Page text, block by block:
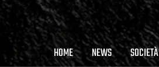
HOME NEWS SOCIETÀ